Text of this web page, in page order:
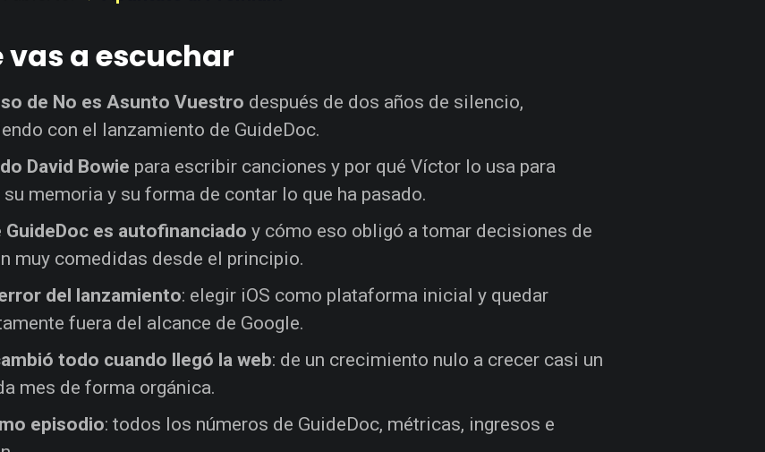
vas a escuchar
de No es Asunto Vuestro después de dos años de silencio,
con el lanzamiento de GuideDoc.
David Bowie para escribir canciones y por qué Víctor lo usa para
memoria y su forma de contar lo que ha pasado.
GuideDoc es autofinanciado y cómo eso obligó a tomar decisiones de
muy comedidas desde el principio.
del lanzamiento: elegir iOS como plataforma inicial y quedar
fuera del alcance de Google.
todo cuando llegó la web: de un crecimiento nulo a crecer casi un
mes de forma orgánica.
episodio: todos los números de GuideDoc, métricas, ingresos e